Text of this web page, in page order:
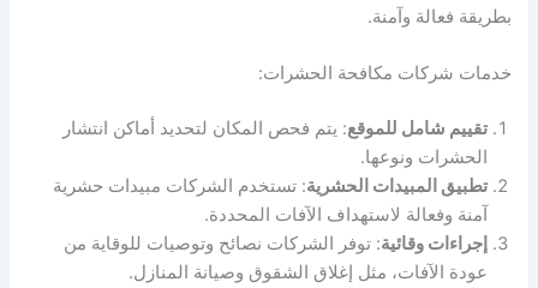
بطريقة فعالة وآمنة.
خدمات شركات مكافحة الحشرات:
تقييم شامل للموقع: يتم فحص المكان لتحديد أماكن انتشار
الحشرات ونوعها.
تطبيق المبيدات الحشرية: تستخدم الشركات مبيدات حشرية
آمنة وفعالة لاستهداف الآفات المحددة.
إجراءات وقائية: توفر الشركات نصائح وتوصيات للوقاية من
عودة الآفات، مثل إغلاق الشقوق وصيانة المنازل.